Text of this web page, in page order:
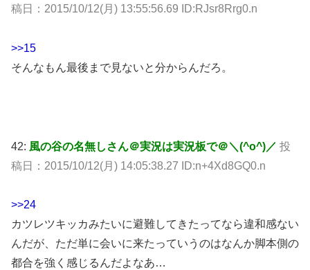
稿日：2015/10/12(月) 13:55:56.69 ID:RJsr8Rrg0.n
>>15
そんなもん最後まで見ないと分からんだろ。
42: 風の谷の名無しさん＠実況は実況板で＠＼(^o^)／ 投
稿日：2015/10/12(月) 14:05:38.27 ID:n+4Xd8GQ0.n
>>24
カツレツキッカみたいに避難してきたってなら違和感ない
んだが、ただ単に会いに来たっていうのはなんか脚本側の
都合を強く感じるんだよなあ…